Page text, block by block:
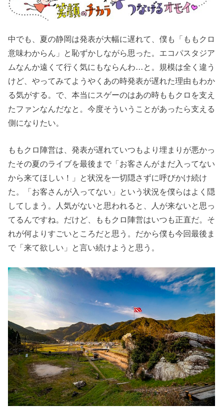
中でも、夏の静岡は発表が大幅に遅れて、僕も「ももクロ
意味わからん」と恥ずかしながら思った。エコパスタジア
ムなんか遠くて行く気にもならんわ…と。規模は全く違う
けど、やってみてようやくあの時発表が遅れた理由もわか
る気がする。で、本当にスゲーのはあの時ももクロを支え
たファンなんだなと。今度そういうことがあったら支える
側になりたい。
ももクロ陣営は、発表が遅れていつもより埋まりが悪かっ
たその夏のライブを最後まで「お客さんがまだ入ってない
から来てほしい！」と状況を一切隠さずに呼びかけ続け
た。「お客さんが入ってない」という状況を僕らはよく隠
してしまう。人気がないと思われると、人が来ないと思っ
てるんですね。だけど、ももクロ陣営はいつも正直だ。そ
れが何よりすごいところだと思う。だから僕も今回最後ま
で「来て欲しい」と言い続けようと思う。